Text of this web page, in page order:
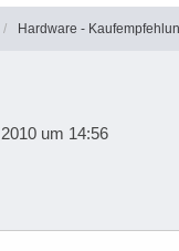
Hardware -
um 14:56